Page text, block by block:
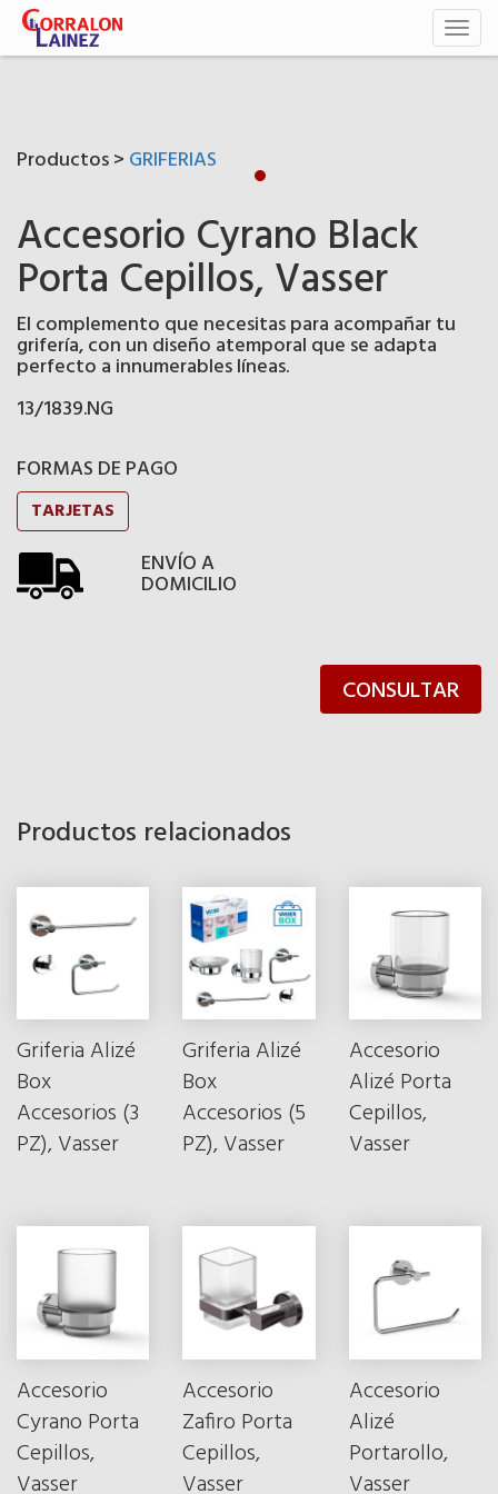
Productos > GRIFERIAS
Accesorio Cyrano Black
Porta Cepillos, Vasser
El complemento que necesitas para acompañar tu
grifería, con un diseño atemporal que se adapta
perfecto a innumerables líneas.
13/1839.NG
FORMAS DE PAGO
TARJETAS
ENVÍO A
DOMICILIO
CONSULTAR
Productos relacionados
Griferia Alizé
Box
Accesorios (3
PZ), Vasser
Griferia Alizé
Box
Accesorios (5
PZ), Vasser
Accesorio
Alizé Porta
Cepillos,
Vasser
Accesorio
Cyrano Porta
Cepillos,
Vasser
Accesorio
Zafiro Porta
Cepillos,
Vasser
Accesorio
Alizé
Portarollo,
Vasser